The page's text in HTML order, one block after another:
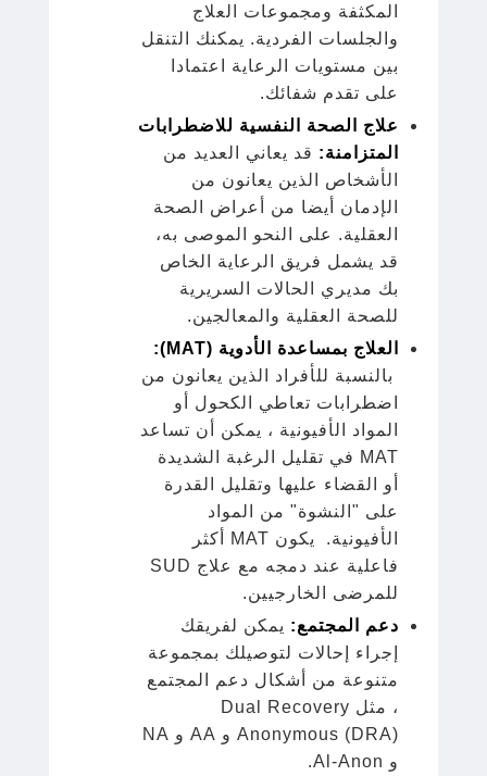
المكثفة ومجموعات العلاج
والجلسات الفردية. يمكنك التنقل
بين مستويات الرعاية اعتمادا
على تقدم شفائك.
علاج الصحة النفسية للاضطرابات
المتزامنة: قد يعاني العديد من
الأشخاص الذين يعانون من
الإدمان أيضا من أعراض الصحة
العقلية. على النحو الموصى به،
قد يشمل فريق الرعاية الخاص
بك مديري الحالات السريرية
للصحة العقلية والمعالجين.
العلاج بمساعدة الأدوية (MAT):
بالنسبة للأفراد الذين يعانون من
اضطرابات تعاطي الكحول أو
المواد الأفيونية ، يمكن أن تساعد
MAT في تقليل الرغبة الشديدة
أو القضاء عليها وتقليل القدرة
على "النشوة" من المواد
الأفيونية. يكون MAT أكثر
فاعلية عند دمجه مع علاج SUD
للمرضى الخارجيين.
دعم المجتمع: يمكن لفريقك
إجراء إحالات لتوصيلك بمجموعة
متنوعة من أشكال دعم المجتمع
، مثل Dual Recovery
Anonymous (DRA) و AA و NA
و Al-Anon.